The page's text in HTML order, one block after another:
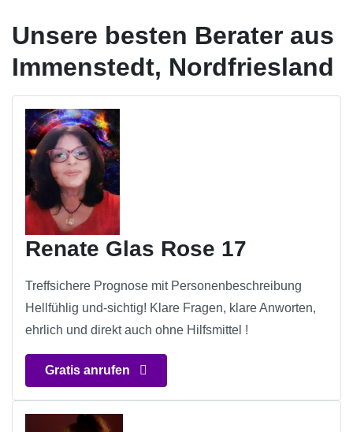
Unsere besten Berater aus
Immenstedt, Nordfriesland
Renate Glas Rose 17
Treffsichere Prognose mit Personenbeschreibung
Hellfühlig und-sichtig! Klare Fragen, klare Anworten,
ehrlich und direkt auch ohne Hilfsmittel !
Gratis anrufen